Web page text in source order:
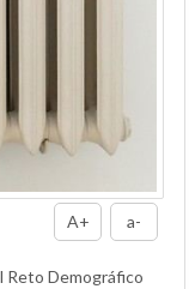
A+ a-
Reto Demográfico